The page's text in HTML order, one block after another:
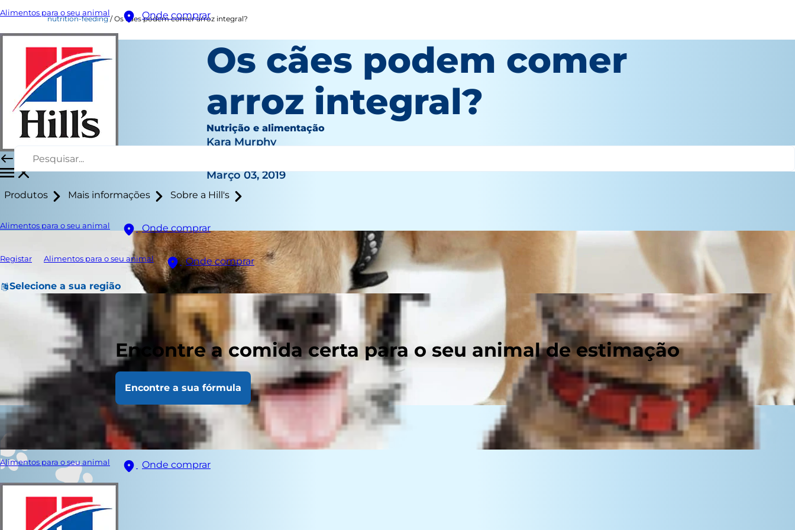
Alimentos para o seu animal Onde comprar
Produtos Mais informações Sobre a Hill's
Alimentos para o seu animal Onde comprar
Registar Alimentos para o seu animal Onde comprar
Selecione a sua região
Encontre a comida certa para o seu animal de estimação
Encontre a sua fórmula
Alimentos para o seu animal Onde comprar
nutrition-feeding Os cães podem comer arroz integral?
Os cães podem comer
arroz integral?
Nutrição e alimentação
Kara Murphy
Março 03, 2019